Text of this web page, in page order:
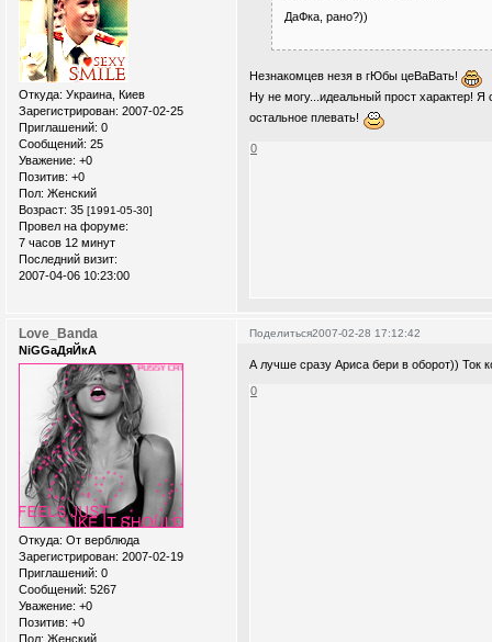
Откуда: Украина, Киев
Зарегистрирован: 2007-02-25
Приглашений: 0
Сообщений: 25
Уважение: +0
Позитив: +0
Пол: Женский
Возраст: 35 [1991-05-30]
Провел на форуме:
7 часов 12 минут
Последний визит:
2007-04-06 10:23:00
ДаФка, рано?))
Незнакомцев незя в гЮбы цеВаВать!
Ну не могу...идеальный прост характер! Я
остальное плевать!
0
Поделиться2007-02-28 17:12:42
Love_Banda
NiGGaДяЙкА
Откуда: От верблюда
Зарегистрирован: 2007-02-19
Приглашений: 0
Сообщений: 5267
Уважение: +0
Позитив: +0
Пол: Женский
А лучше сразу Ариса бери в оборот)) Ток
0